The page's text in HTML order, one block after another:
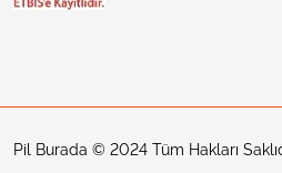
Pil Burada © 2024 Tüm Hakları